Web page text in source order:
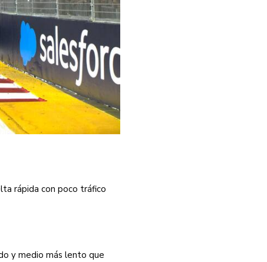
rápida con poco tráfico
y medio más lento que